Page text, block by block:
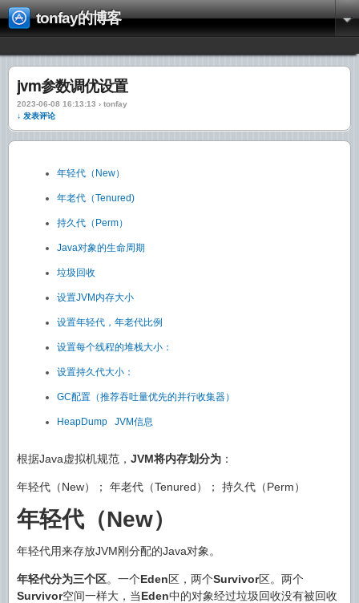
tonfay的博客
jvm参数调优设置
2023-06-08 16:13:13 › tonfay
↓ 发表评论
年轻代（New）
年老代（Tenured)
持久代（Perm）
Java对象的生命周期
垃圾回收
设置JVM内存大小
设置年轻代，年老代比例
设置每个线程的堆栈大小：
设置持久代大小：
GC配置（推荐吞吐量优先的并行收集器）
HeapDump JVM信息
根据Java虚拟机规范， JVM将内存划分为 ：
年轻代（New）； 年老代（Tenured）； 持久代（Perm）
年轻代（New）
年轻代用来存放JVM刚分配的Java对象。
年轻代分为三个区。一个Eden区，两个Survivor区。两个
Survivor空间一样大，当Eden中的对象经过垃圾回收没有被回收